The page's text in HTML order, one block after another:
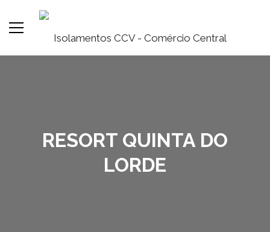
RESORT QUINTA DO
LORDE